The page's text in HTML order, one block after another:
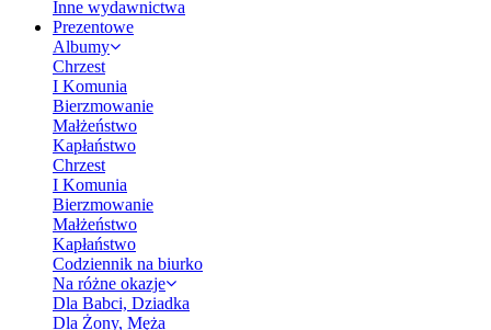
Inne wydawnictwa
Prezentowe
Albumy
Chrzest
I Komunia
Bierzmowanie
Małżeństwo
Kapłaństwo
Chrzest
I Komunia
Bierzmowanie
Małżeństwo
Kapłaństwo
Codziennik na biurko
Na różne okazje
Dla Babci, Dziadka
Dla Żony, Męża